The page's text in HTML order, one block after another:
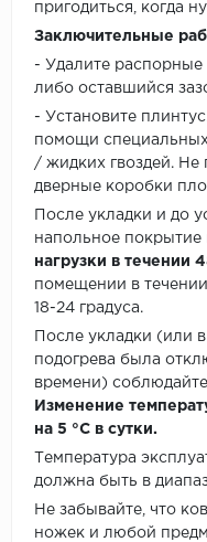
пригодиться, когда
Заключительные
- Удалите распорные
либо оставшийся
- Установите
помощи
/ жидких гвоздей. Не
дверные коробки
После укладки и до
напольное покрытие
нагрузки в течении
помещении в
18-24 градуса.
После укладки (или
подогрева была
времени)
Изменение
на 5 °C в сутки.
Температура
должна быть в
Не забывайте, что
ножек и любой